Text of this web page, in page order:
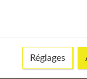
Réglages